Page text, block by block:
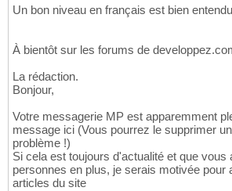
Un bon niveau en français est bien
À bientôt sur les forums de
La rédaction.
Bonjour,
Votre messagerie MP est apparemment
message ici (Vous pourrez le supprimer
problème !)
Si cela est toujours d'actualité et que vous
personnes en plus, je serais motivée pour
articles du site